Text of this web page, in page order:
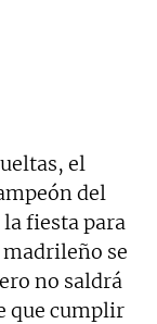
el
del
fiesta para
se
no saldrá
que cumplir